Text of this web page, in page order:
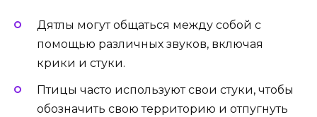
Дятлы могут общаться между собой с
помощью различных звуков, включая
крики и стуки.
Птицы часто используют свои стуки, чтобы
обозначить свою территорию и отпугнуть